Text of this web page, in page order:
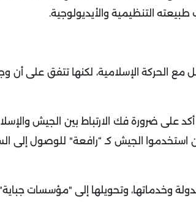
طبيعته التنظيمية والأيديولوجية.
مع الحركة الإسلامية، لكنها تتفق على أن
على ضرورة فك الارتباط بين الجيش
استخدموا الجيش كـ “رافعة" للوصول إلى
وخدماتها، وتحويلها إلى "مؤسسات جباية"